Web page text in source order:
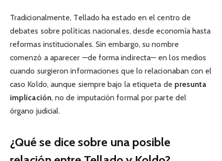
Tradicionalmente, Tellado ha estado en el centro de
debates sobre políticas nacionales, desde economía hasta
reformas institucionales. Sin embargo, su nombre
comenzó a aparecer —de forma indirecta— en los medios
cuando surgieron informaciones que lo relacionaban con el
caso Koldo, aunque siempre bajo la etiqueta de presunta
implicación, no de imputación formal por parte del
órgano judicial.
¿Qué se dice sobre una posible